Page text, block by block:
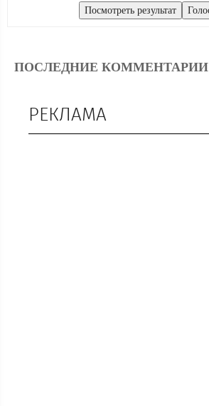
ПОСЛЕДНИЕ КОММЕНТАРИИ
РЕКЛАМА